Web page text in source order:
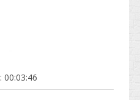
: 00:03:46